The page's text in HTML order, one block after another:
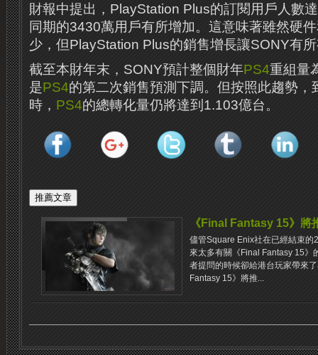
財報中提出，PlayStation Plus的訂閱用戶人數
同期的3430萬用戶有所增加。這意味著雖然硬
少，但PlayStation Plus的銷售增長讓SONY有
截至本財年末，SONY預計整個財年PS4重組量
是PS4的第二次銷售預測下調。但按照此趨勢
時， PS4的總轉化量仍將達到1.103億台。
《Final Fantasy 15》將
儘管Square Enix社在已經結束的
來太多有關《Final Fantasy 15》
者提問的時候卻給港台玩家帶來
Fantasy 15》將推...